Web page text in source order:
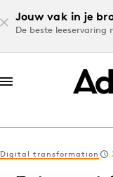
Jouw vak in je
De beste leeservaring
Log in
Digital transformation